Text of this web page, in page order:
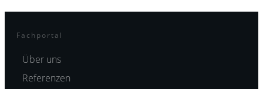
Fachportal
Über uns
Referenzen